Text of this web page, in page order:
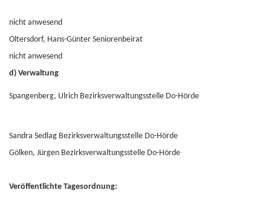
nicht anwesend
Oltersdorf, Hans-Günter Seniorenbeirat
nicht anwesend
d) Verwaltung
Spangenberg, Ulrich Bezirksverwaltungsstelle Do-Hörde
Sandra Sedlag Bezirksverwaltungsstelle Do-Hörde
Gölken, Jürgen Bezirksverwaltungsstelle Do-Hörde
Veröffentlichte Tagesordnung: